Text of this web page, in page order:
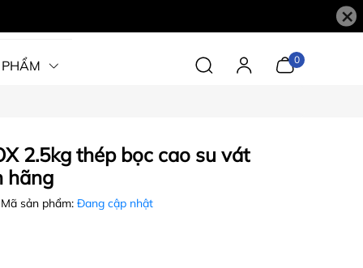
×
0
2.5kg thép bọc cao su vát
hãng
Mã sản phẩm: Đang cập nhật